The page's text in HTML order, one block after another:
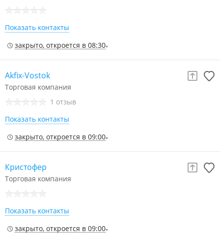
Показать контакты
закрыто, откроется в 08:30
Akfix-Vostok
Торговая компания
1 отзыв
Показать контакты
закрыто, откроется в 09:00
Кристофер
Торговая компания
Показать контакты
закрыто, откроется в 09:00